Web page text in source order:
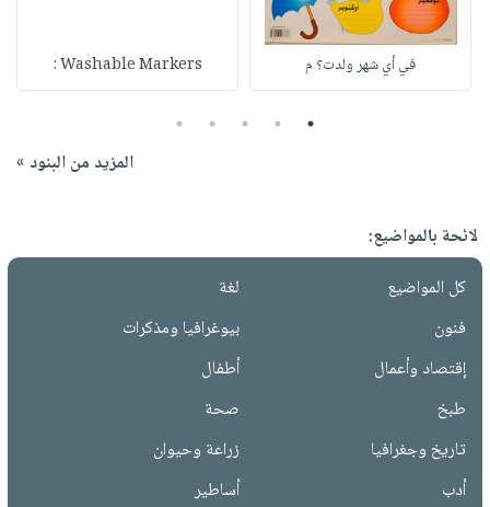
في أي شهر ولدت؟ م Washable Markers :
1
2
3
4
5
المزيد من البنود »
لائحة بالمواضيع:
كل المواضيع
لغة
فنون
بيوغرافيا ومذكرات
إقتصاد وأعمال
أطفال
طبخ
صحة
تاريخ وجغرافيا
زراعة وحيوان
أدب
أساطير